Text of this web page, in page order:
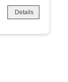
Details